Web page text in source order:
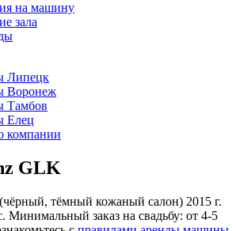
на машину
зала
Липецк
Воронеж
Тамбов
Елец
компании
GLK
тёмный кожаный салон) 2015 г.
Минимальный заказ на свадьбу: от 4-5